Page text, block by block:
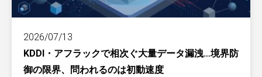
2026/07/13
KDDI・アフラックで相次ぐ大量データ漏洩…境界防
御の限界、問われるのは初動速度